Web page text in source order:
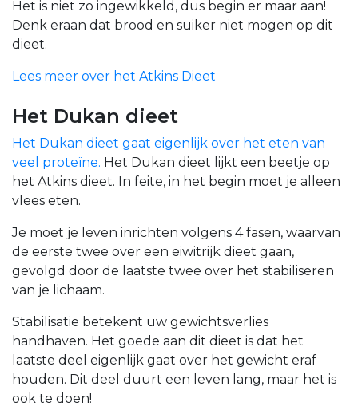
Het is niet zo ingewikkeld, dus begin er maar aan!
Denk eraan dat brood en suiker niet mogen op dit
dieet.
Lees meer over het Atkins Dieet
Het Dukan dieet
Het Dukan dieet gaat eigenlijk over het eten van
veel proteïne. Het Dukan dieet lijkt een beetje op
het Atkins dieet. In feite, in het begin moet je alleen
vlees eten.
Je moet je leven inrichten volgens 4 fasen, waarvan
de eerste twee over een eiwitrijk dieet gaan,
gevolgd door de laatste twee over het stabiliseren
van je lichaam.
Stabilisatie betekent uw gewichtsverlies
handhaven. Het goede aan dit dieet is dat het
laatste deel eigenlijk gaat over het gewicht eraf
houden. Dit deel duurt een leven lang, maar het is
ook te doen!